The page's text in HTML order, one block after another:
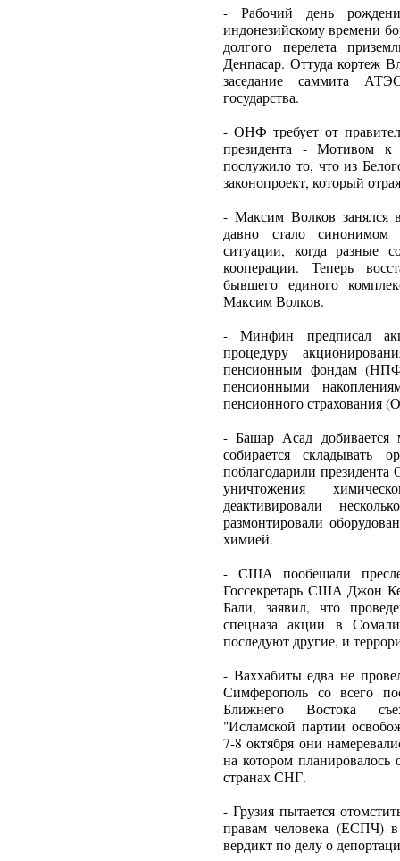
- Рабочий день
индонезийскому времени
долгого перелета
Денпасар. Оттуда кортеж
заседание саммита
государства.
- ОНФ требует от
президента - Мотивом к
послужило то, что из
законопроект, который
- Максим Волков занялся
давно стало синонимом
ситуации, когда разные
кооперации. Теперь
бывшего единого
Максим Волков.
- Минфин предписал
процедуру
пенсионным фондам
пенсионными
пенсионного страхования
- Башар Асад
собирается
поблагодарили
уничтожения
деактивировали
размонтировали
химией.
- США пообещали
Госсекретарь США Джон
Бали, заявил, что
спецназа акции в
последуют другие, и
- Ваххабиты едва не
Симферополь со всего
Ближнего Востока
"Исламской партии
7-8 октября они
на котором планировалось
странах СНГ.
- Грузия пытается
правам человека (ЕСПЧ)
вердикт по делу о